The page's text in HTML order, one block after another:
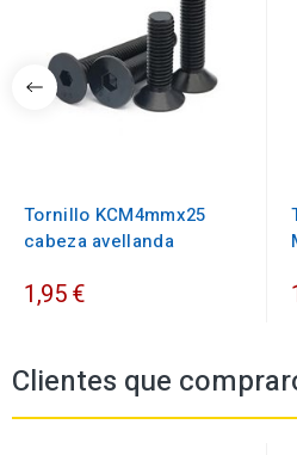
Tornillo KCM4mmx25
cabeza avellanda
1,95 €
Clientes que